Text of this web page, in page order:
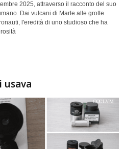
2025, attraverso il racconto del suo
Dai vulcani di Marte alle grotte
l'eredità di uno studioso che ha